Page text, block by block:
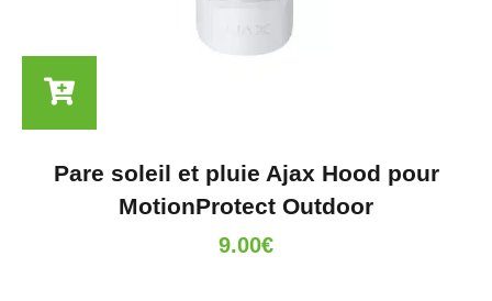
Pare soleil et pluie Ajax Hood pour
MotionProtect Outdoor
9.00€